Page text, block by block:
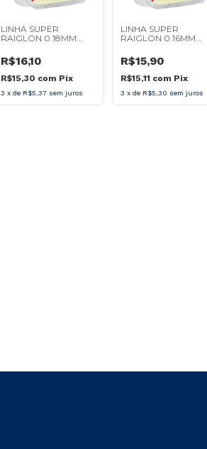
LINHA SUPER
RAIGLON 0.18MM
R$16,10
R$15,30 com Pix
3 x de R$5,37 sem juros
LINHA SUPER
RAIGLON 0.16MM
R$15,90
R$15,11 com Pix
3 x de R$5,30 sem juros